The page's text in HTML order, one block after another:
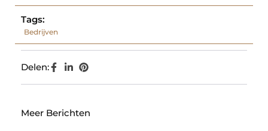
Tags:
Bedrijven
Delen:
Meer Berichten